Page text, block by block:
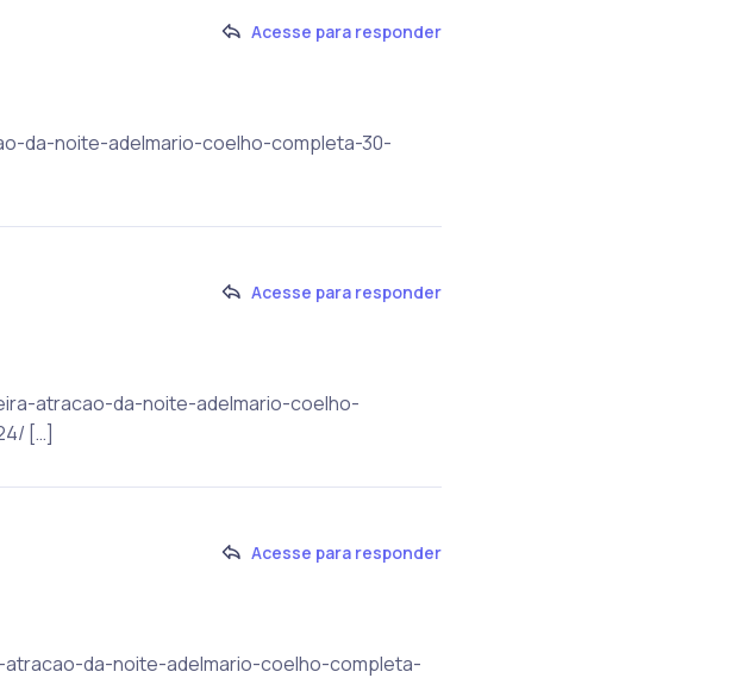
Acesse para responder
da-noite-adelmario-coelho-completa-30-
Acesse para responder
atracao-da-noite-adelmario-coelho-
[…]
Acesse para responder
da-noite-adelmario-coelho-completa-